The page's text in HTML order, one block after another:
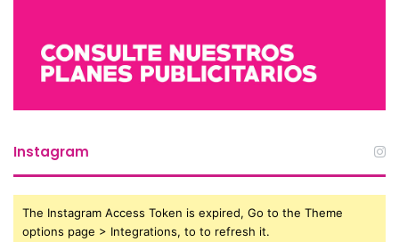
Instagram
The Instagram Access Token is expired, Go to the Theme
options page > Integrations, to to refresh it.